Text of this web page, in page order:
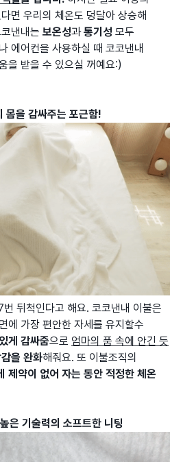
면 우리의 체온도 덩달아 상승해
낸내는 보온성과통기성 모두
에어컨을 사용하실 때 코코낸내
을 받을 수 있으실 꺼예요:)
몸을 감싸주는 포근함!
뒤척인다고 해요. 코코낸내 이불은
에 가장 편안한 자세를 유지할수
게 감싸줌으로 엄마의 품 속에 안긴 듯
을 완화해줘요. 또 이불조직의
제약이 없어 자는 동안 적정한 체온
은 기술력의 소프트한 니팅